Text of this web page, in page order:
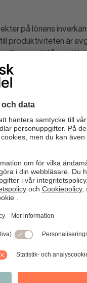
på lönens
produktiviteten är
om att få
för den fortsatta
i Sverige är
Kostnaderna har
Enligt statistik från
per timme i
index, Sveriges
– men
internationell
ökade globala
sektorn. För
på den globala
de senaste årens
har tappat